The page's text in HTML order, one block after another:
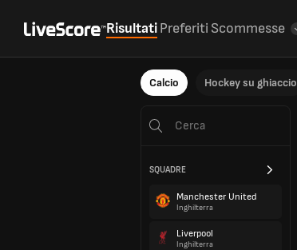
RisultatiPreferiti Scommesse
Calcio Hockey su ghiaccio
SQUADRE
Manchester United
Inghilterra
Liverpool
Inghilterra